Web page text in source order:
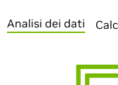
Analisi dei dati